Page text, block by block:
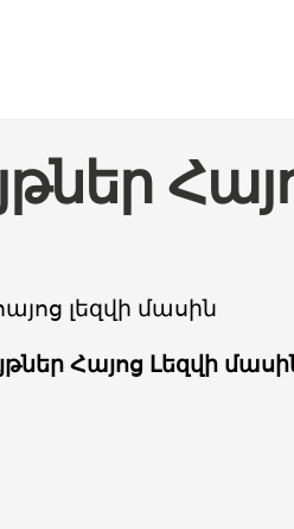
լեզվի մասին
Հայոց Լեզվի